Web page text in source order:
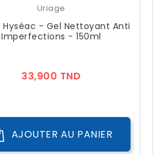
Uriage
Hyséac - Gel Nettoyant Anti
Imperfections - 150ml
33,900 TND
AJOUTER AU PANIER